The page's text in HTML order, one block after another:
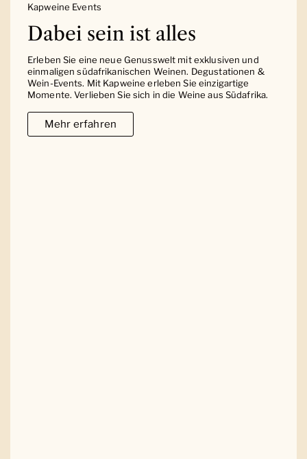
Kapweine Events
Dabei sein ist alles
Erleben Sie eine neue Genusswelt mit exklusiven und
einmaligen südafrikanischen Weinen. Degustationen &
Wein-Events. Mit Kapweine erleben Sie einzigartige
Momente. Verlieben Sie sich in die Weine aus Südafrika.
Mehr erfahren